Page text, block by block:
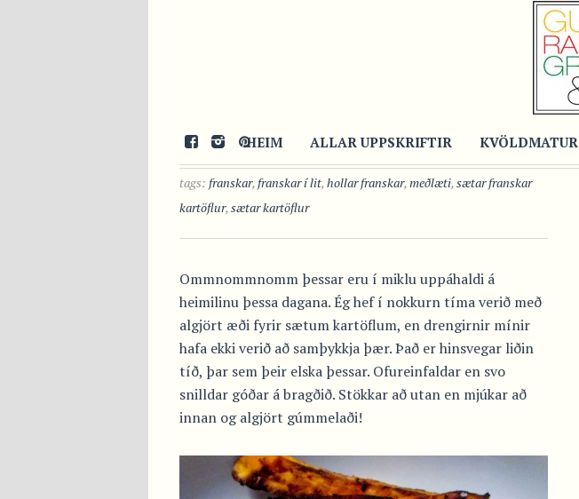
HEIM ALLAR UPPSKRIFTIR KVÖLDMATUR
tags: franskar,franskar í lit,hollar franskar,meðlæti,sætar franskar
kartöflur,sætar kartöflur
Ommnommnomm þessar eru í miklu uppáhaldi á
heimilinu þessa dagana. Ég hef í nokkurn tíma verið með
algjört æði fyrir sætum kartöflum, en drengirnir mínir
hafa ekki verið að samþykkja þær. Það er hinsvegar liðin
tíð, þar sem þeir elska þessar. Ofureinfaldar en svo
snilldar góðar á bragðið. Stökkar að utan en mjúkar að
innan og algjört gúmmelaði!